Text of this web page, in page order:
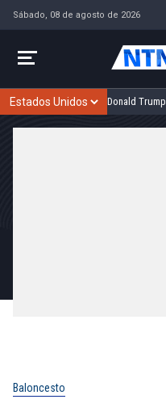
Sábado, 08 de agosto de 2026
Donald Trump
Baloncesto